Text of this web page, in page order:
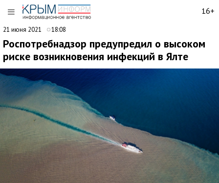
16+
21 июня 2021 18:08
Роспотребнадзор предупредил о высоком
риске возникновения инфекций в Ялте